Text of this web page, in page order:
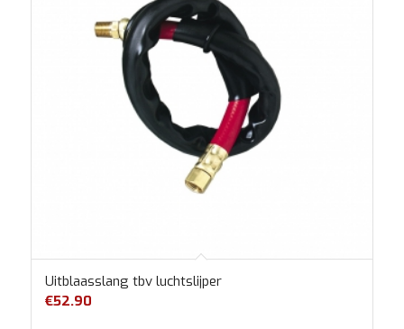
Uitblaasslang tbv luchtslijper
€52.90